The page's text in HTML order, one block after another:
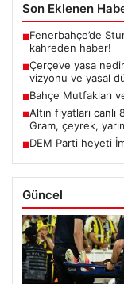
Son Eklenen
■Fenerbahçe’de
kahreden haber!
■Çerçeve yasa
vizyonu ve yasal
■Bahçe Mutfakları
■Altın fiyatları
Gram, çeyrek,
■DEM Parti heyeti
Güncel